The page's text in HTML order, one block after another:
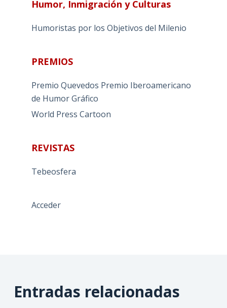
Humor, Inmigración y Culturas
Humoristas por los Objetivos del Milenio
PREMIOS
Premio Quevedos Premio Iberoamericano
de Humor Gráfico
World Press Cartoon
REVISTAS
Tebeosfera
Acceder
Entradas relacionadas